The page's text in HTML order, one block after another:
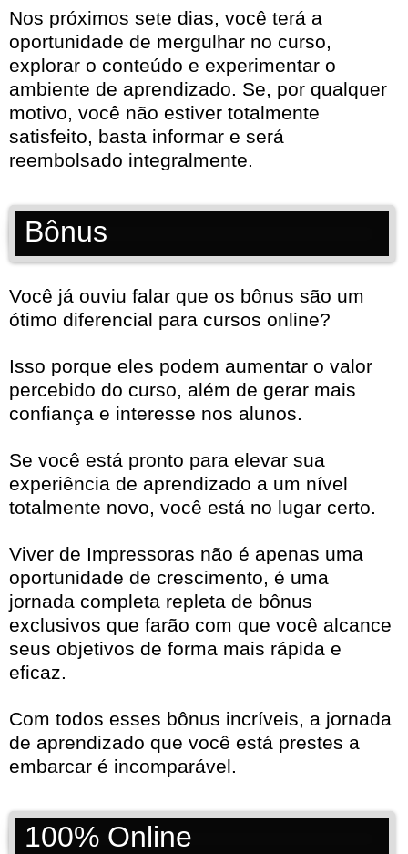
Nos próximos sete dias, você terá a
oportunidade de mergulhar no curso,
explorar o conteúdo e experimentar o
ambiente de aprendizado. Se, por qualquer
motivo, você não estiver totalmente
satisfeito, basta informar e será
reembolsado integralmente.
Bônus
Você já ouviu falar que os bônus são um
ótimo diferencial para cursos online?
Isso porque eles podem aumentar o valor
percebido do curso, além de gerar mais
confiança e interesse nos alunos.
Se você está pronto para elevar sua
experiência de aprendizado a um nível
totalmente novo, você está no lugar certo.
Viver de Impressoras não é apenas uma
oportunidade de crescimento, é uma
jornada completa repleta de bônus
exclusivos que farão com que você alcance
seus objetivos de forma mais rápida e
eficaz.
Com todos esses bônus incríveis, a jornada
de aprendizado que você está prestes a
embarcar é incomparável.
100% Online